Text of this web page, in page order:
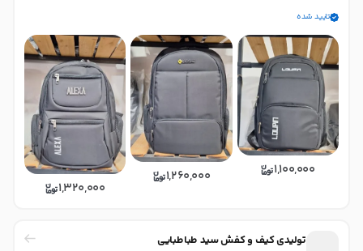
تایید شده
1,100,000
1,260,000
1,320,000
تولیدی کیف و کفش سید طباطبایی